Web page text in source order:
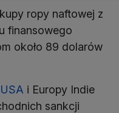
ropy naftowej z
finansowego
około 89 dolarów
USA i Europy Indie
sankcji